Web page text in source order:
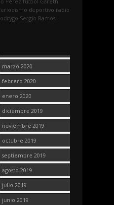
deportivo radio
Sergio Ramos
marzo 2020
febrero 2020
enero 2020
diciembre 2019
noviembre 2019
octubre 2019
septiembre 2019
agosto 2019
julio 2019
junio 2019